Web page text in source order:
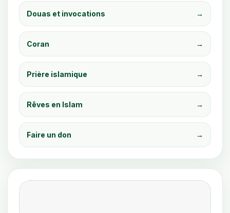
Douas et invocations →
Coran →
Prière islamique →
Rêves en Islam →
Faire un don →